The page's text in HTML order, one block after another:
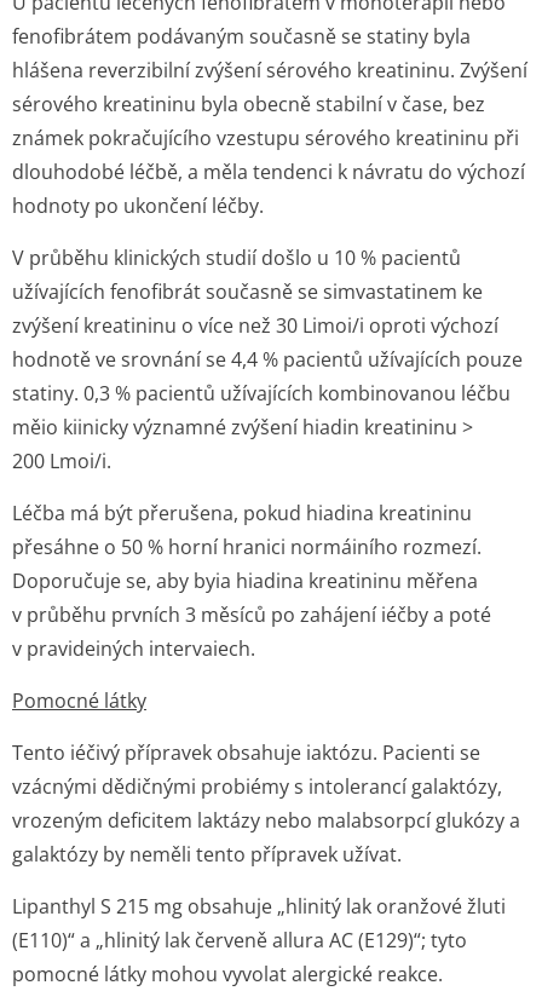
fenofibrátem podávaným současně se statiny byla
hlášena reverzibilní zvýšení sérového kreatininu. Zvýšení
sérového kreatininu byla obecně stabilní v čase, bez
známek pokračujícího vzestupu sérového kreatininu při
dlouhodobé léčbě, a měla tendenci k návratu do výchozí
hodnoty po ukončení léčby.
V průběhu klinických studií došlo u 10 % pacientů
užívajících fenofibrát současně se simvastatinem ke
zvýšení kreatininu o více než 30 Limoi/i oproti výchozí
hodnotě ve srovnání se 4,4 % pacientů užívajících pouze
statiny. 0,3 % pacientů užívajících kombinovanou léčbu
měio kiinicky významné zvýšení hiadin kreatininu >
200 Lmoi/i.
Léčba má být přerušena, pokud hiadina kreatininu
přesáhne o 50 % horní hranici normáiního rozmezí.
Doporučuje se, aby byia hiadina kreatininu měřena
v průběhu prvních 3 měsíců po zahájení iéčby a poté
v pravideiných intervaiech.
Pomocné látky
Tento iéčivý přípravek obsahuje iaktózu. Pacienti se
vzácnými dědičnými probiémy s intolerancí galaktózy,
vrozeným deficitem laktázy nebo malabsorpcí glukózy a
galaktózy by neměli tento přípravek užívat.
Lipanthyl S 215 mg obsahuje „hlinitý lak oranžové žluti
(E110)“ a „hlinitý lak červeně allura AC (E129)“; tyto
pomocné látky mohou vyvolat alergické reakce.